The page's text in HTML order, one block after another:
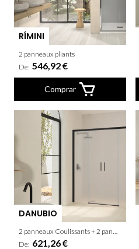
RÍMINI
2 panneaux pliants
De: 546,92 €
Comprar
DANUBIO
De: 621,26 €